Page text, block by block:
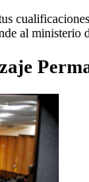
al ministerio